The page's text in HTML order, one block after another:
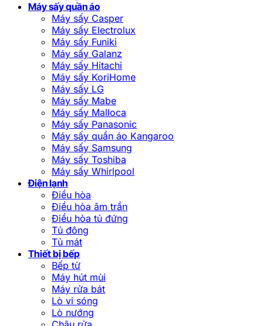
Máy sấy quần áo
Máy sấy Casper
Máy sấy Electrolux
Máy sấy Funiki
Máy sấy Galanz
Máy sấy Hitachi
Máy sấy KoriHome
Máy sấy LG
Máy sấy Mabe
Máy sấy Malloca
Máy sấy Panasonic
Máy sấy quần áo Kangaroo
Máy sấy Samsung
Máy sấy Toshiba
Máy sấy Whirlpool
Điện lạnh
Điều hòa
Điều hòa âm trần
Điều hòa tủ đứng
Tủ đông
Tủ mát
Thiết bị bếp
Bếp từ
Máy hút mùi
Máy rửa bát
Lò vi sóng
Lò nướng